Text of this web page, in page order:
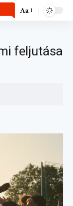
Aa
feljutása